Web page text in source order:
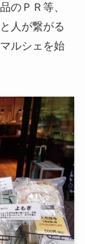
のＰＲ等、
人が繋がる
ルシェを始